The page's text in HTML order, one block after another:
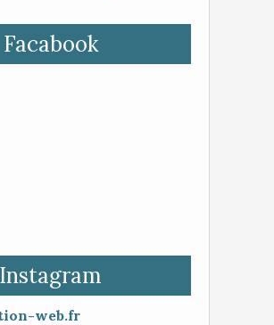
Facabook
Instagram
web.fr